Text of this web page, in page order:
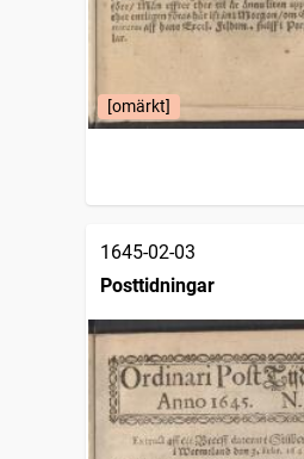
[omärkt]
1645-02-03
Posttidningar